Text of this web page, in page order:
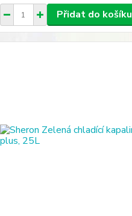
Přidat do košíku